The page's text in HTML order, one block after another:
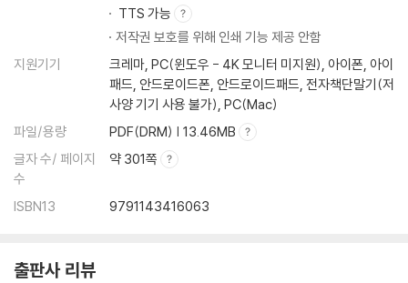
TTS 가능
저작권 보호를 위해 인쇄 기능 제공 안함
지원기기
크레마, PC(윈도우 - 4K 모니터 미지원), 아이폰, 아이
패드, 안드로이드폰, 안드로이드패드, 전자책단말기(저
사양 기기 사용 불가), PC(Mac)
파일/용량
PDF(DRM) | 13.46MB
글자 수/ 페이지
수
약 301쪽
ISBN13 9791143416063
출판사 리뷰